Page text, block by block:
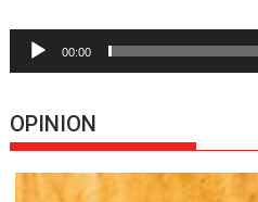
00:00
OPINION